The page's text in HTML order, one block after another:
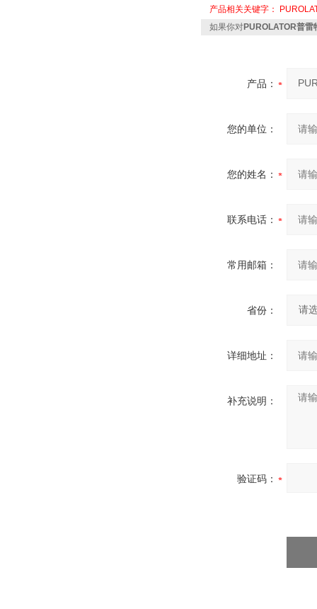
产品相关关键字：
如果你对PUROLATOR普
产品：
您的单位：
您的姓名：
联系电话：
常用邮箱：
省份：
详细地址：
补充说明：
验证码：